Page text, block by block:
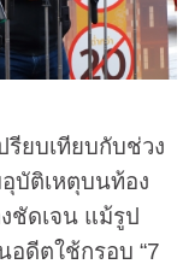
ยบเทียบกับช่วง
บัติเหตุบนท้อง
ชัดเจน แม้รูป
อดีตใช้กรอบ “7